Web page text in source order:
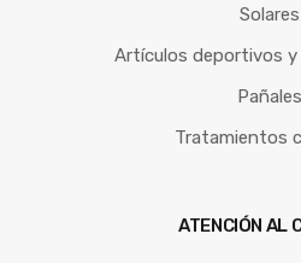
Solares
Artículos deportivos
Pañales
Tratamientos
ATENCIÓN AL